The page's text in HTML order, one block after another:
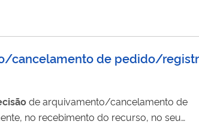
vigente. Lembre que o prazo de 10 dias da ciência da
cancelamento de pedido/
de arquivamento/cancelamento de
no recebimento do recurso, no seu